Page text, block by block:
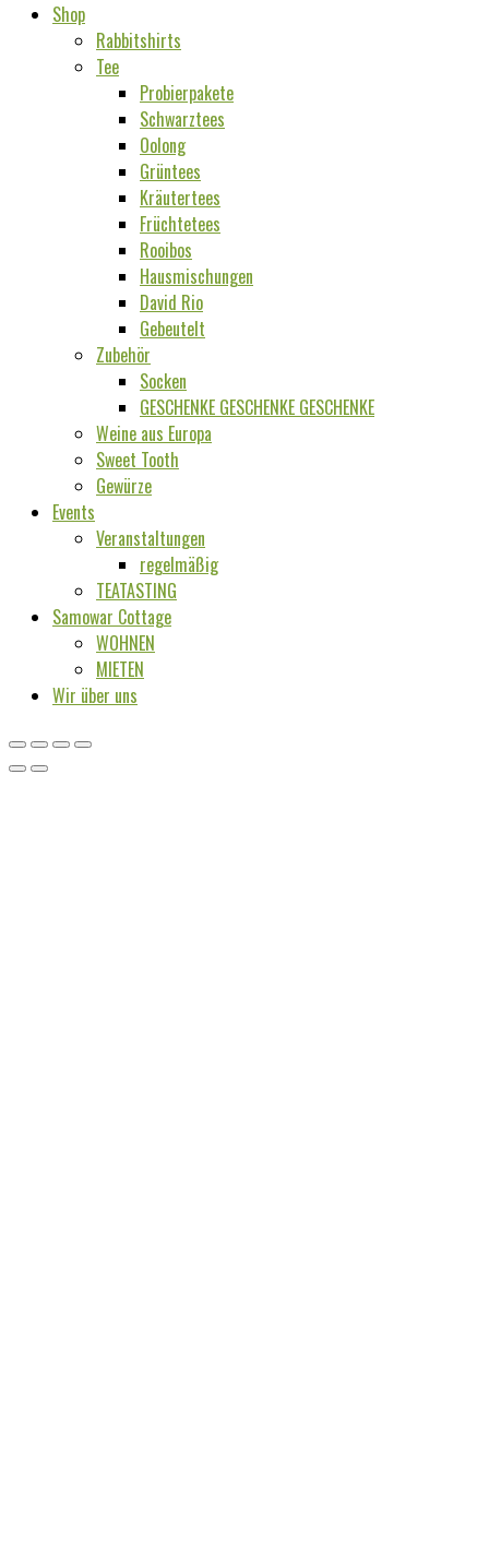
Shop
Rabbitshirts
Tee
Probierpakete
Schwarztees
Oolong
Grüntees
Kräutertees
Früchtetees
Rooibos
Hausmischungen
David Rio
Gebeutelt
Zubehör
Socken
GESCHENKE GESCHENKE GESCHENKE
Weine aus Europa
Sweet Tooth
Gewürze
Events
Veranstaltungen
regelmäßig
TEATASTING
Samowar Cottage
WOHNEN
MIETEN
Wir über uns